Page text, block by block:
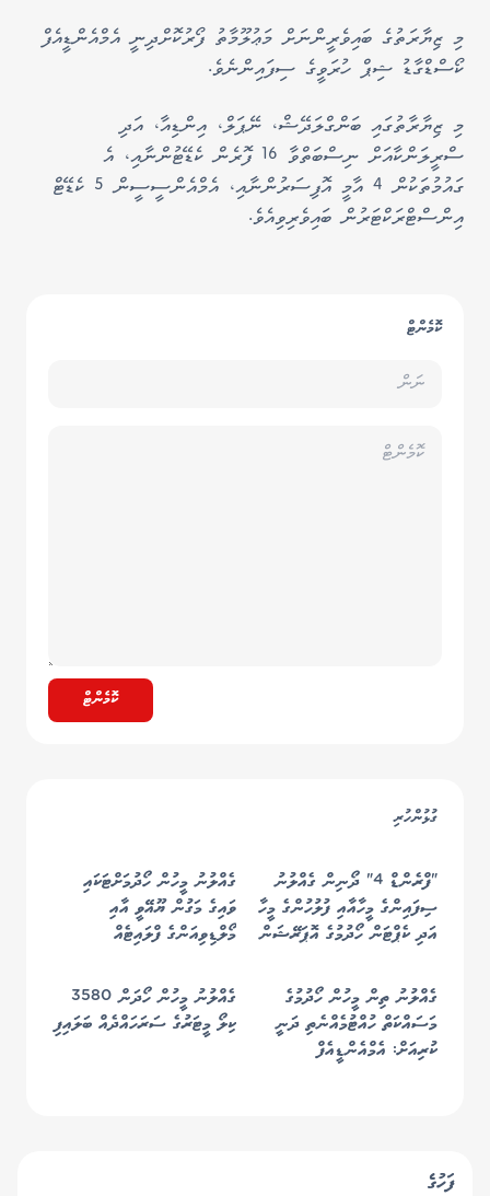
މި ޒިޔާރަތުގެ ބައިވެރީންނަށް މަޢުލޫމާތު ފޯރުކޮށްދިނީ އެމްއެންޑީއެފް
ކޯސްޑްގާޑު ޝިޕް ހުރަވީގެ ސިފައިންނެވެ.
މި ޒިޔާރާތުގައި ބަންގްލަދޭޝް، ނޭޕަލް، އިންޑިއާ، އަދި
ސްރީލަންކާއަށް ނިސްބަތްވާ 16 ފޮރެން ކެޑޭޓުންނާއި، އެ
ގައުމުތަކުން 4 އާމީ އޮފިސަރުންނާއި، އެމްއެންސީސީން 5 ކެޑޭޓް
އިންސްޓްރަކްޓަރުން ބައިވެރިވިއެވެ.
ކޮމެންޓް
ކޮމެންޓް
ގުޅުންހުރި
"ފްރެންޑް 4" ދޯނިން ގެއްލުނު
ސިފައިންގެ މީހާއާއި ފުލުހުންގެ މީހާ
އަދި ކެޕްޓަން ހޯދުމުގެ އޮޕަރޭޝަން
ގެއްލުނު މީހުން ހޯދުމަށްޓަކައި
ވައިގެ މަގުން ޔޫއޭވީ އާއި
މޯލްޑިވިއަންގެ ފްލައިޓެއް
ގެއްލުނު ތިން މީހުން ހޯދުމުގެ
މަސައްކަތް ހުއްޓުމެއްނެތި ދަނީ
ކުރިއަށް: އެމްއެންޑީއެފް
ގެއްލުނު މީހުން ހޯދަން 3580
ކިލޯ މީޓަރުގެ ސަރަހައްދެއް ބަލައިފި
ފަހުގެ